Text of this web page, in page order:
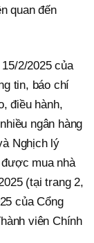
quan đến
2/2025 của
tin, báo chí
điều hành,
ngân hàng
Nghịch lý
mua nhà
(tại trang 2,
của Cổng
viên Chính